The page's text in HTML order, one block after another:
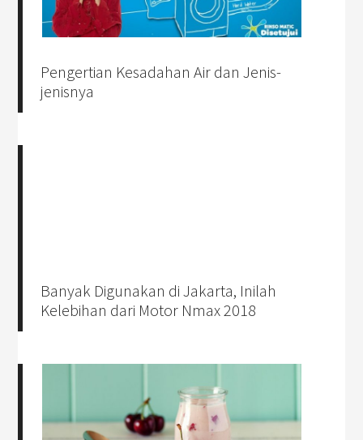
Pengertian Kesadahan Air dan Jenis-
jenisnya
Banyak Digunakan di Jakarta, Inilah
Kelebihan dari Motor Nmax 2018